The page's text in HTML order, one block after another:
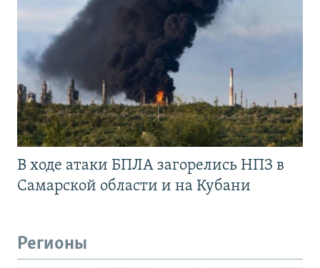
В ходе атаки БПЛА загорелись НПЗ в
Самарской области и на Кубани
Регионы